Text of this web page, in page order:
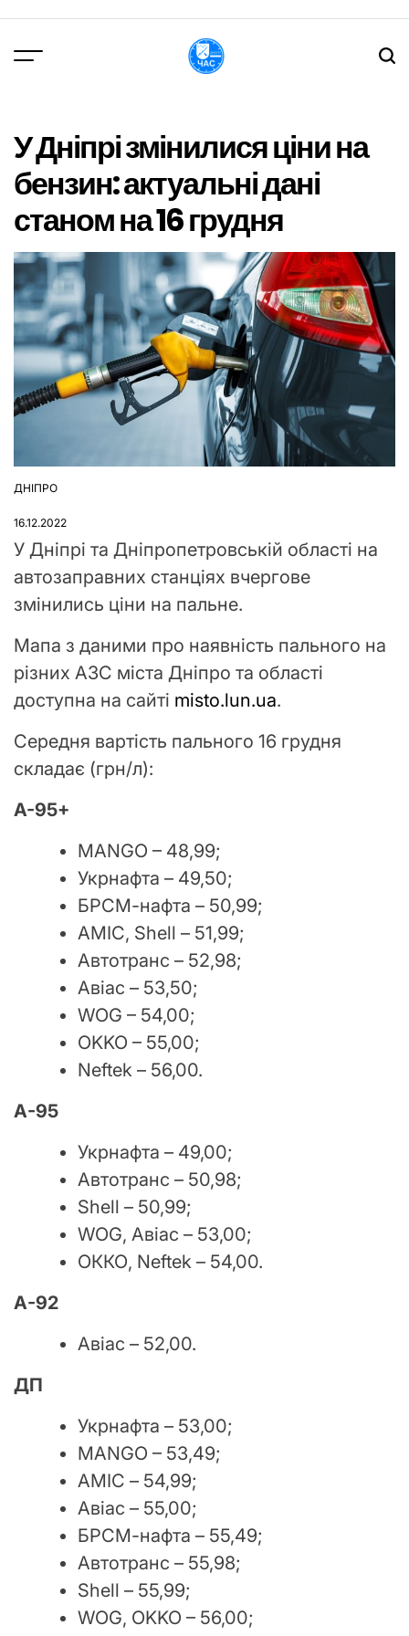
вмісту
У Дніпрі змінилися ціни на
бензин: актуальні дані
станом на 16 грудня
ОПУБЛІКУВАТИ
ДНІПРО
16.12.2022
У Дніпрі та Дніпропетровській області на
автозаправних станціях вчергове
змінились ціни на пальне.
Мапа з даними про наявність пального на
різних АЗС міста Дніпро та області
доступна на сайті misto.lun.ua.
Середня вартість пального 16 грудня
складає (грн/л):
A-95+
MANGO – 48,99;
Укрнафта – 49,50;
БРСМ-нафта – 50,99;
АМІС, Shell – 51,99;
Автотранс – 52,98;
Авіас – 53,50;
WOG – 54,00;
OKKO – 55,00;
Neftek – 56,00.
А-95
Укрнафта – 49,00;
Автотранс – 50,98;
Shell – 50,99;
WOG, Авіас – 53,00;
ОККО, Neftek – 54,00.
А-92
Авіас – 52,00.
ДП
Укрнафта – 53,00;
MANGO – 53,49;
АМІС – 54,99;
Авіас – 55,00;
БРСМ-нафта – 55,49;
Автотранс – 55,98;
Shell – 55,99;
WOG, OKKO – 56,00;